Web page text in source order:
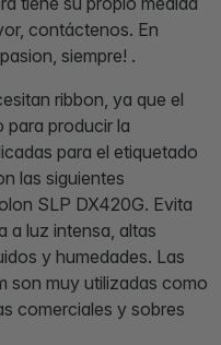
contáctenos. En
siempre! .
ribbon, ya que el
para producir la
para el etiquetado
las siguientes
SLP DX420G. Evita
a luz intensa, altas
y humedades. Las
son muy utilizadas como
comerciales y sobres